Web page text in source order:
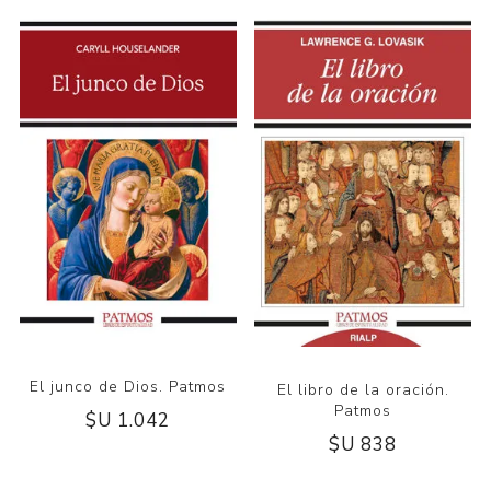
El junco de Dios. Patmos
$U 1.042
El libro de la oración.
Patmos
$U 838